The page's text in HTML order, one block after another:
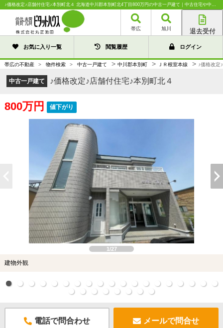
♪価格改定♪店舗付住宅♪本別町北４ 北海道中川郡本別町北4丁目800万円の中古一戸建て｜中古住宅や中古物件情報｜株式会社丸正池田
帯広 旭川 退去受付
旭川店
お気に入り一覧 閲覧履歴 ログイン
帯広の不動産 > 物件検索 > 中古一戸建て > 中川郡本別町 > ＪＲ根室本線 > ♪価格改定
中古一戸建て ♪価格改定♪店舗付住宅♪本別町北４
800万円 値下がり
1/27
建物外観
電話で問合わせ メールで問合せ